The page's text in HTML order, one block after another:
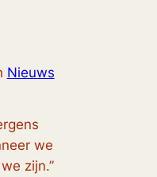
Nieuws
we
zijn.”